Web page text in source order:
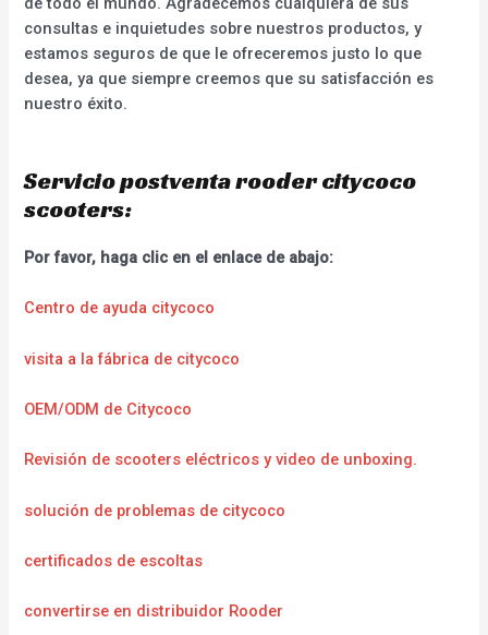
consultas e inquietudes sobre nuestros productos, y
estamos seguros de que le ofreceremos justo lo que
desea, ya que siempre creemos que su satisfacción es
nuestro éxito.
Servicio postventa rooder citycoco
scooters:
Por favor, haga clic en el enlace de abajo:
Centro de ayuda citycoco
visita a la fábrica de citycoco
OEM/ODM de Citycoco
Revisión de scooters eléctricos y video de unboxing.
solución de problemas de citycoco
certificados de escoltas
convertirse en distribuidor Rooder